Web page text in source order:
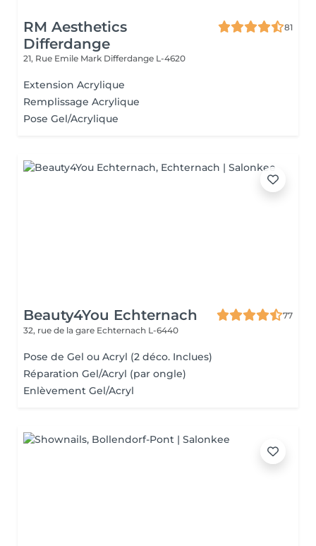
RM Aesthetics
Differdange
81
21, Rue Emile Mark Differdange L-4620
Extension Acrylique
Remplissage Acrylique
Pose Gel/Acrylique
Beauty4You Echternach
77
32, rue de la gare Echternach L-6440
Pose de Gel ou Acryl (2 déco. Inclues)
Réparation Gel/Acryl (par ongle)
Enlèvement Gel/Acryl